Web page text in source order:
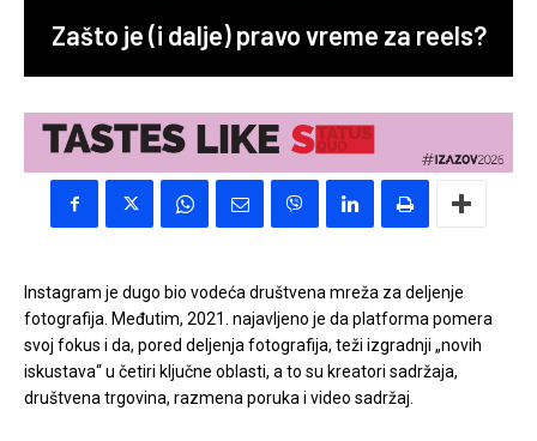
Zašto je (i dalje) pravo vreme za reels?
Instagram je dugo bio vodeća društvena mreža za deljenje
fotografija. Međutim, 2021. najavljeno je da platforma pomera
svoj fokus i da, pored deljenja fotografija, teži izgradnji „novih
iskustava“ u četiri ključne oblasti, a to su kreatori sadržaja,
društvena trgovina, razmena poruka i video sadržaj.